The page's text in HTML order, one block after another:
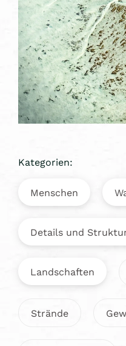
Kategorien:
Menschen
Details und
Landschaften
Strände